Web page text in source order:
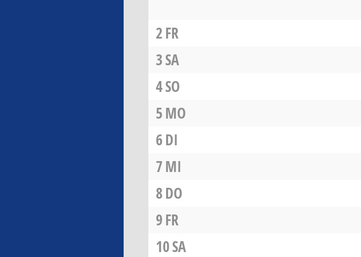
2FR
3SA
4SO
5MO
6DI
7MI
8DO
9FR
10SA